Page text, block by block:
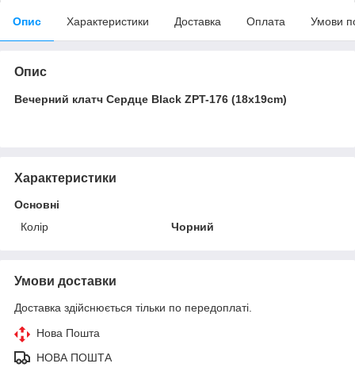
Опис Характеристики Доставка Оплата Умови
Опис
Вечерний клатч Сердце Black ZPT-176 (18x19cm)
Характеристики
Основні
Колір
Чорний
Умови доставки
Доставка здійснюється тільки по передоплаті.
Нова Пошта
НОВА ПОШТА